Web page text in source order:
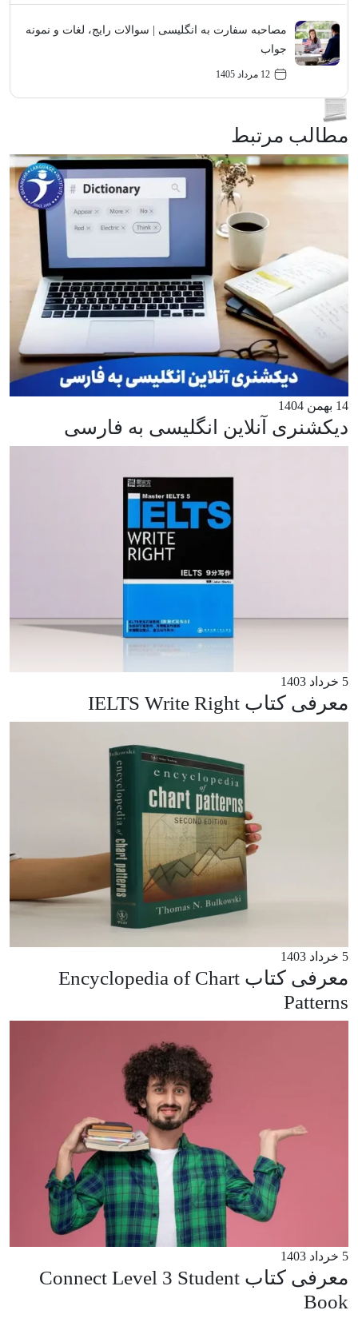
مصاحبه سفارت به انگلیسی | سوالات رایج، لغات و نمونه
جواب
12 مرداد 1405
مطالب مرتبط
14 بهمن 1404
دیکشنری آنلاین انگلیسی به فارسی
5 خرداد 1403
معرفی کتاب IELTS Write Right
5 خرداد 1403
معرفی کتاب Encyclopedia of Chart
Patterns
5 خرداد 1403
معرفی کتاب Connect Level 3 Student
Book